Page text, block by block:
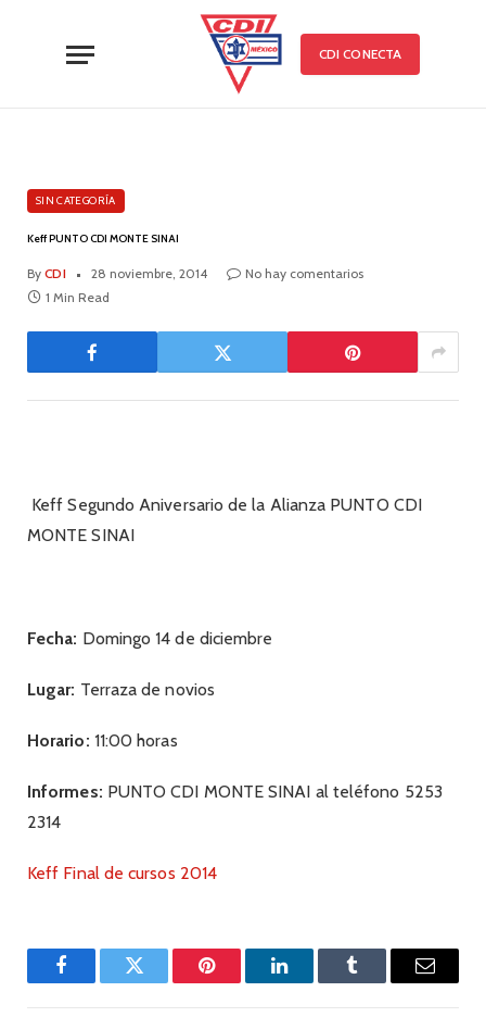
CDI CONECTA
SIN CATEGORÍA
Keff PUNTO CDI MONTE SINAI
By CDI 28 noviembre, 2014
No hay comentarios
1 Min Read
Keff Segundo Aniversario de la Alianza PUNTO CDI
MONTE SINAI
Fecha: Domingo 14 de diciembre
Lugar: Terraza de novios
Horario: 11:00 horas
Informes: PUNTO CDI MONTE SINAI al teléfono 5253
2314
Keff Final de cursos 2014
FacebookTwitter Pinterest LinkedInTumblr Email